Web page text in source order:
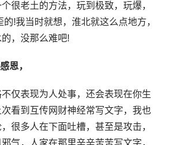
很老土的方法，玩到极致，玩爆，
!我当时就想，淮北就这么点地方，
，没那么难吧!
恩，
仅表现为人处事，还会表现在你生
看到互传网财神经常写文字，我也
很多人在下面吐槽，甚至是攻击，